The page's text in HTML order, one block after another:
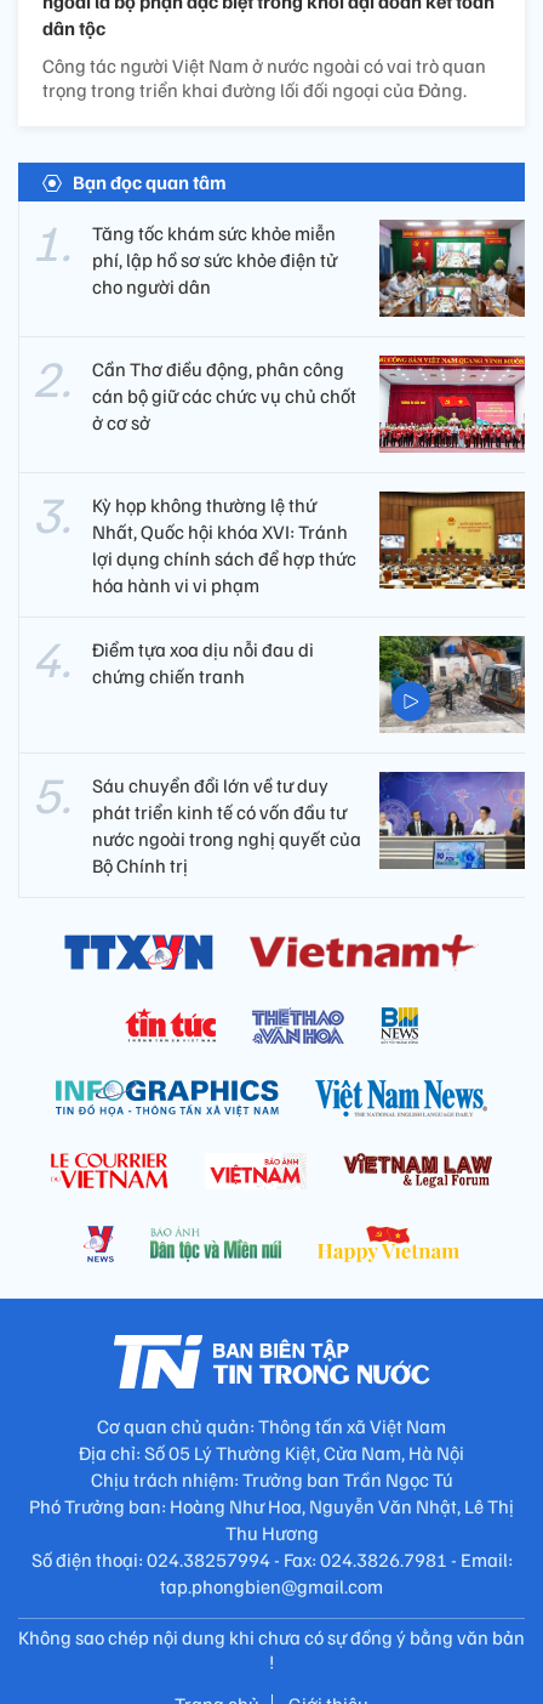
dân tộc
Công tác người Việt Nam ở nước ngoài có vai trò quan
trọng trong triển khai đường lối đối ngoại của Đảng.
Bạn đọc quan tâm
Tăng tốc khám sức khỏe miễn
phí, lập hồ sơ sức khỏe điện tử
cho người dân
Cần Thơ điều động, phân công
cán bộ giữ các chức vụ chủ chốt
ở cơ sở
Kỳ họp không thường lệ thứ
Nhất, Quốc hội khóa XVI: Tránh
lợi dụng chính sách để hợp thức
hóa hành vi vi phạm
Điểm tựa xoa dịu nỗi đau di
chứng chiến tranh
Sáu chuyển đổi lớn về tư duy
phát triển kinh tế có vốn đầu tư
nước ngoài trong nghị quyết của
Bộ Chính trị
Cơ quan chủ quản: Thông tấn xã Việt Nam
Địa chỉ: Số 05 Lý Thường Kiệt, Cửa Nam, Hà Nội
Chịu trách nhiệm: Trưởng ban Trần Ngọc Tú
Phó Trưởng ban: Hoàng Như Hoa, Nguyễn Văn Nhật, Lê Thị
Thu Hương
Số điện thoại: 024.38257994 - Fax: 024.3826.7981 - Email:
tap.phongbien@gmail.com
Không sao chép nội dung khi chưa có sự đồng ý bằng văn bản
!